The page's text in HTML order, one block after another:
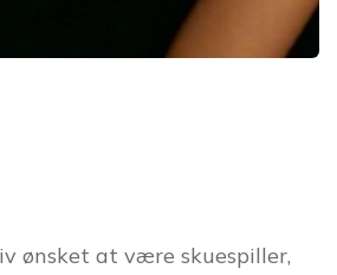
ønsket at være skuespiller,